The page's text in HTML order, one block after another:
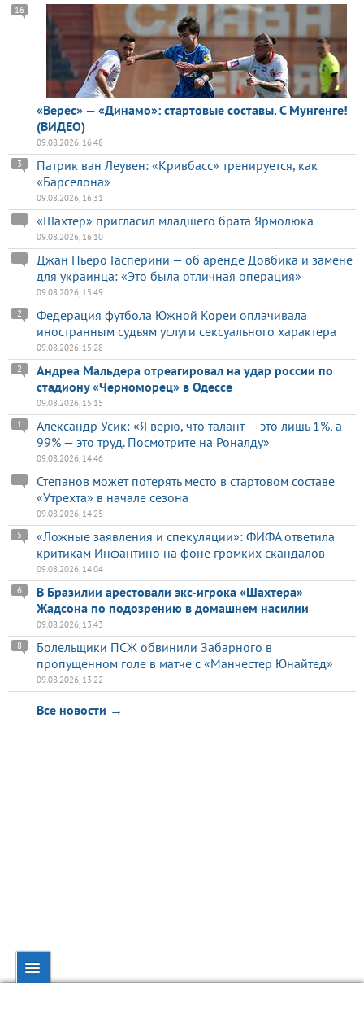
«Верес» — «Динамо»: стартовые составы. С Мунгенге!
(ВИДЕО)
16
09.08.2026, 16:48
Патрик ван Леувен: «Кривбасс» тренируется, как
«Барселона»
3
09.08.2026, 16:31
«Шахтёр» пригласил младшего брата Ярмолюка
09.08.2026, 16:10
Джан Пьеро Гасперини — об аренде Довбика и замене
для украинца: «Это была отличная операция»
09.08.2026, 15:49
Федерация футбола Южной Кореи оплачивала
иностранным судьям услуги сексуального характера
2
09.08.2026, 15:28
Андреа Мальдера отреагировал на удар россии по
стадиону «Черноморец» в Одессе
2
09.08.2026, 15:15
Александр Усик: «Я верю, что талант — это лишь 1%, а
99% — это труд. Посмотрите на Роналду»
1
09.08.2026, 14:46
Степанов может потерять место в стартовом составе
«Утрехта» в начале сезона
09.08.2026, 14:25
«Ложные заявления и спекуляции»: ФИФА ответила
критикам Инфантино на фоне громких скандалов
5
09.08.2026, 14:04
В Бразилии арестовали экс-игрока «Шахтера»
Жадсона по подозрению в домашнем насилии
6
09.08.2026, 13:43
Болельщики ПСЖ обвинили Забарного в
пропущенном голе в матче с «Манчестер Юнайтед»
8
09.08.2026, 13:22
Все новости →